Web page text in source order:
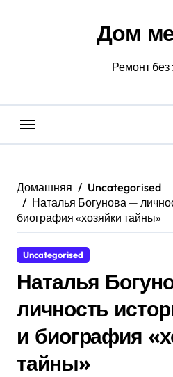
Дом
Ремонт без
Домашняя
Uncategorised
Наталья Богунова —
биография «хозяйки тайны»
Uncategorised
Наталья
личность
и биография
тайны»